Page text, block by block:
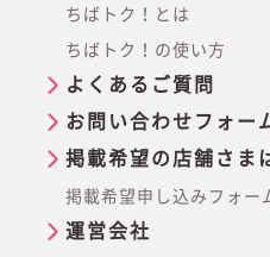
ちばトク！とは
ちばトク！の使い方
よくあるご質問
お問い合わせフォー
掲載希望の店舗さま
掲載希望申し込みフォー
運営会社